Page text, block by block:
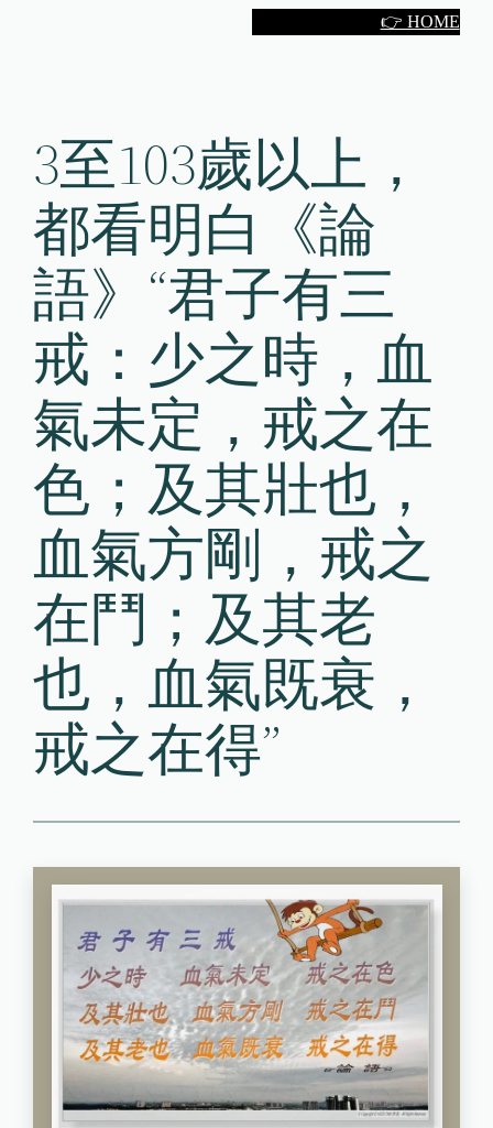
👉 HOME
3至103歲以上，
都看明白《論
語》“君子有三
戒：少之時，血
氣未定，戒之在
色；及其壯也，
血氣方剛，戒之
在鬥；及其老
也，血氣既衰，
戒之在得”